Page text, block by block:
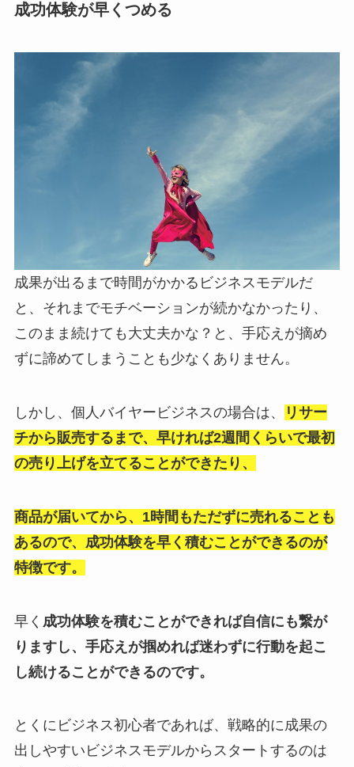
成功体験が早くつめる
成果が出るまで時間がかかるビジネスモデルだ
と、それまでモチベーションが続かなかったり、
このまま続けても大丈夫かな？と、手応えが摘め
ずに諦めてしまうことも少なくありません。
しかし、個人バイヤービジネスの場合は、
リサー
チから販売するまで、早ければ2週間くらいで最初
の売り上げを立てることができたり、
商品が届いてから、1時間もただずに売れることも
あるので、成功体験を早く積むことができるのが
特徴です。
早く 成功体験を積むことができれば自信にも繋が
りますし、手応えが掴めれば迷わずに行動を起こ
し続けることができるのです。
とくにビジネス初心者であれば、戦略的に成果の
出しやすいビジネスモデルからスタートするのは